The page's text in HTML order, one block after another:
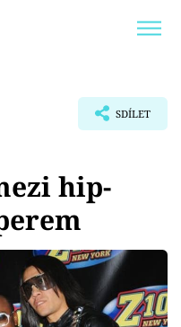
SDÍLET
hip-